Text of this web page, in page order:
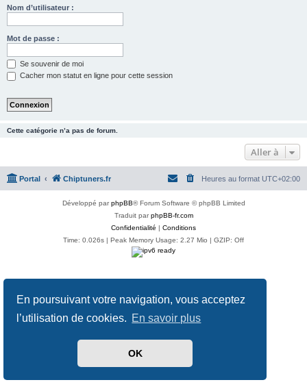
En poursuivant votre navigation, vous acceptez
l’utilisation de cookies. En savoir plus
OK
Nom d’utilisateur :
Mot de passe :
Se souvenir de moi
Cacher mon statut en ligne pour cette session
Cette catégorie n’a pas de forum.
Aller à
Portal Chiptuners.fr Heures au format UTC+02:00
Développé parphpBB® Forum Software © phpBB Limited
Traduit parphpBB-fr.com
Confidentialité | Conditions
Time: 0.026s | Peak Memory Usage: 2.27 Mio | GZIP: Off